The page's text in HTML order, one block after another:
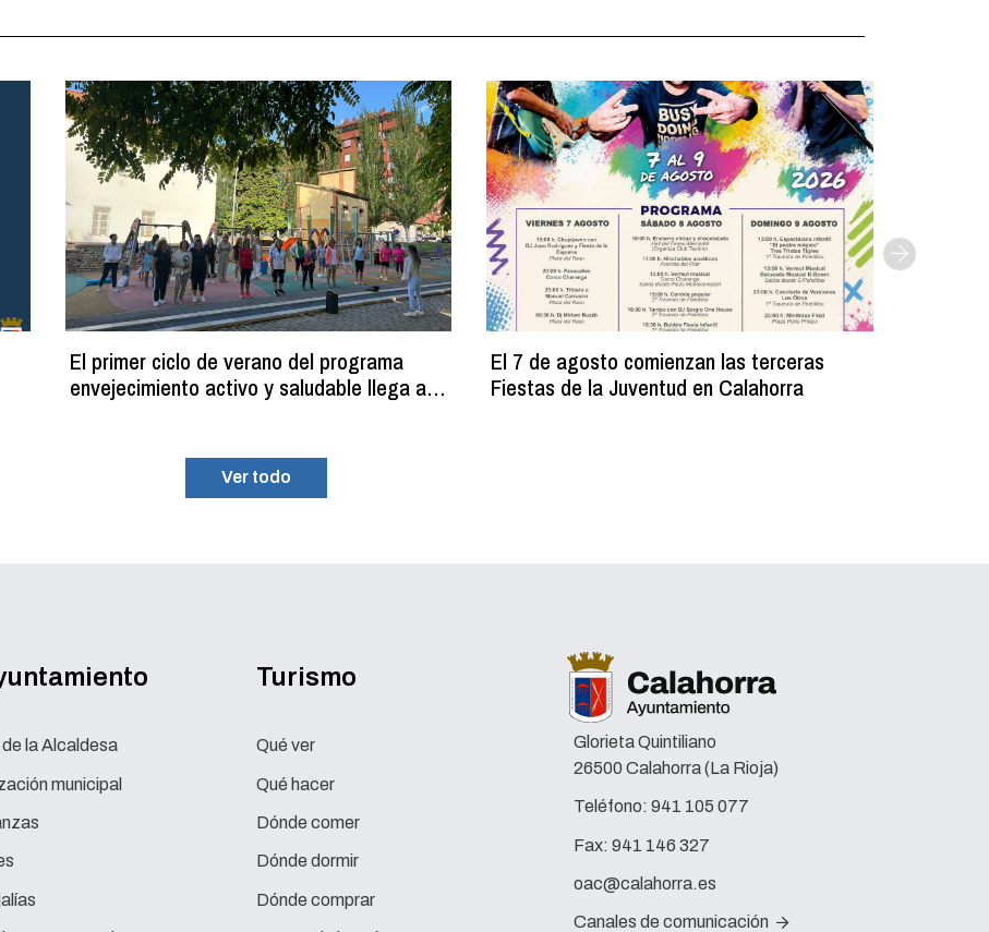
El primer ciclo de verano del programa
envejecimiento activo y saludable llega a
El 7 de agosto comienzan las terceras
Fiestas de la Juventud en Calahorra
Ver todo
la Alcaldesa
municipal
Turismo
Qué ver
Qué hacer
Dónde comer
Dónde dormir
Dónde comprar
Glorieta Quintiliano
26500 Calahorra (La Rioja)
Teléfono: 941 105 077
Fax: 941 146 327
oac@calahorra.es
Canales de comunicación